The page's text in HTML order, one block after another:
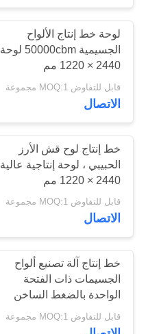
لوحة خط إنتاج الألواح
الجسيمية 50000cbm لوحة
2440 × 1220 مم
قابل للتفاوض MOQ:1 مجموعة
الاتصال
خط إنتاج لوح قش الأرز
الحبيبي ، لوحة إنتاجية عالية
2440 × 1220 مم
قابل للتفاوض MOQ:1 مجموعة
الاتصال
خط إنتاج آلة تصنيع ألواح
الجسيمات ذات الفتحة
الواحدة بالضغط الساخن
قابل للتفاوض MOQ:1 مجموعة